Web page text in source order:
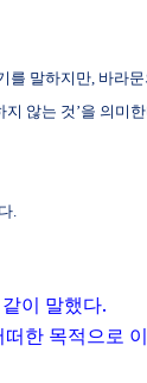
를 말하지만, 바라
않는 것’을 의미
.
이 말했다.
떠한 목적으로